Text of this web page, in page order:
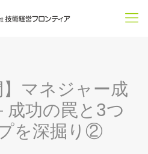
】マネジャー成
成功の罠と3つ
を深掘り②